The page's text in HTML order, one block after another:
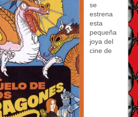
se
estrena
esta
pequeña
joya del
cine de